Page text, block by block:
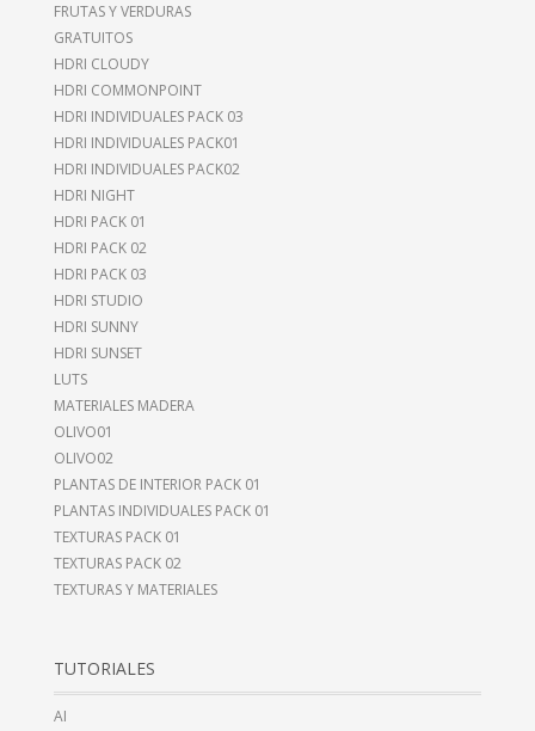
FRUTAS Y VERDURAS
GRATUITOS
HDRI CLOUDY
HDRI COMMONPOINT
HDRI INDIVIDUALES PACK 03
HDRI INDIVIDUALES PACK01
HDRI INDIVIDUALES PACK02
HDRI NIGHT
HDRI PACK 01
HDRI PACK 02
HDRI PACK 03
HDRI STUDIO
HDRI SUNNY
HDRI SUNSET
LUTS
MATERIALES MADERA
OLIVO01
OLIVO02
PLANTAS DE INTERIOR PACK 01
PLANTAS INDIVIDUALES PACK 01
TEXTURAS PACK 01
TEXTURAS PACK 02
TEXTURAS Y MATERIALES
TUTORIALES
AI